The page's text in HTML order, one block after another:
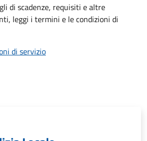
di scadenze, requisiti e altre
leggi i termini e le condizioni di
di servizio